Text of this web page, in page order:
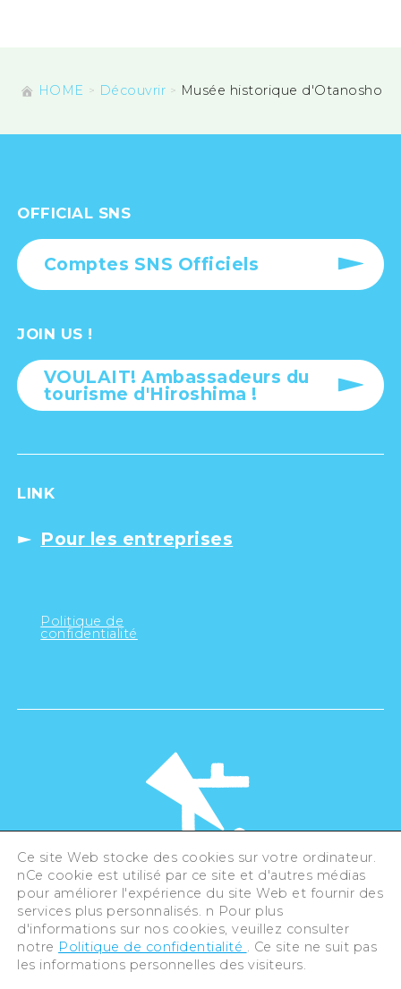
HOME Découvrir Musée historique d'Otanosho
OFFICIAL SNS
Comptes SNS Officiels
JOIN US !
VOULAIT! Ambassadeurs du
tourisme d'Hiroshima !
LINK
Pour les entreprises
Politique de
confidentialité
©Hiroshima Tourism Association /
Hiroshima Prefecture / Hiroshima City .
All rights reserved
Ce site Web stocke des cookies sur votre ordinateur.
nCe cookie est utilisé par ce site et d'autres médias
pour améliorer l'expérience du site Web et fournir des
services plus personnalisés. n Pour plus
d'informations sur nos cookies, veuillez consulter
notre Politique de confidentialité . Ce site ne suit pas
les informations personnelles des visiteurs.